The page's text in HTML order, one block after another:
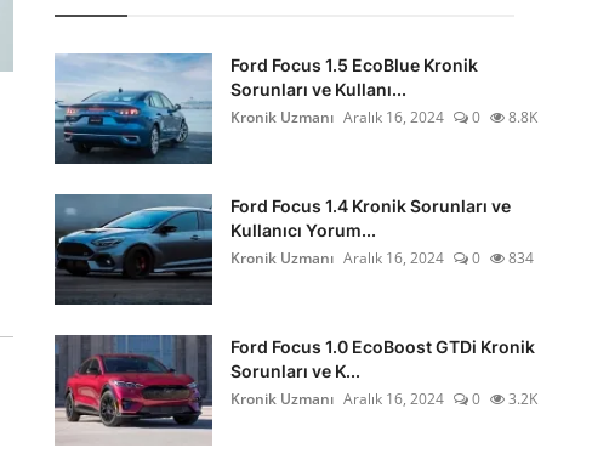
Ford Focus 1.5 EcoBlue Kronik
Sorunları ve Kullanı...
Kronik Uzmanı Aralık 16, 2024 0 8.8K
Ford Focus 1.4 Kronik Sorunları ve
Kullanıcı Yorum...
Kronik Uzmanı Aralık 16, 2024 0 834
Ford Focus 1.0 EcoBoost GTDi Kronik
Sorunları ve K...
Kronik Uzmanı Aralık 16, 2024 0 3.2K